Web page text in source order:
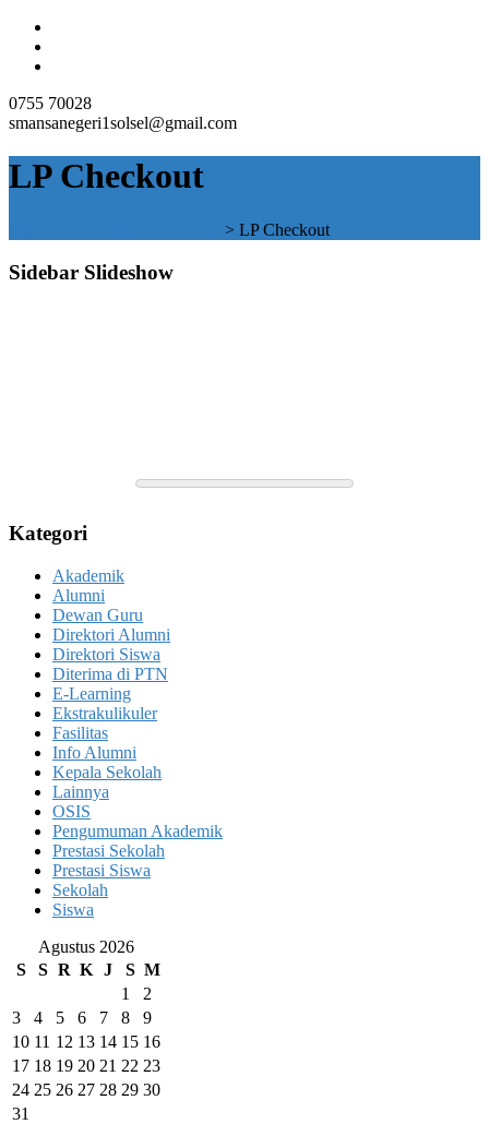
0755 70028
smansanegeri1solsel@gmail.com
LP Checkout
> LP Checkout
Sidebar Slideshow
Kategori
Akademik
Alumni
Dewan Guru
Direktori Alumni
Direktori Siswa
Diterima di PTN
E-Learning
Ekstrakulikuler
Fasilitas
Info Alumni
Kepala Sekolah
Lainnya
OSIS
Pengumuman Akademik
Prestasi Sekolah
Prestasi Siswa
Sekolah
Siswa
Agustus 2026
S
S R K J S M
1
2
3
4 5 6 7 8
9
10 11 12 13 14 15 16
17 18 19 20 21 22 23
24 25 26 27 28 29 30
31